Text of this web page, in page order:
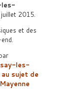
les-
2015.
et des
les-
sujet de